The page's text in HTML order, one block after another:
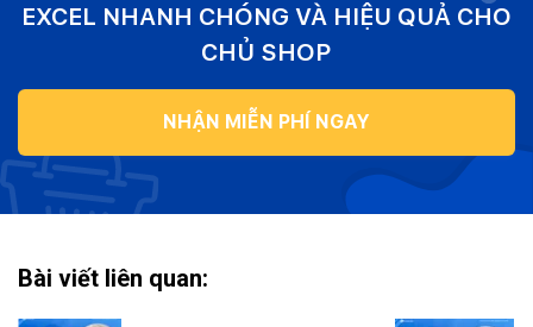
EXCEL NHANH CHÓNG VÀ HIỆU QUẢ CHO
CHỦ SHOP
NHẬN MIỄN PHÍ NGAY
Bài viết liên quan: